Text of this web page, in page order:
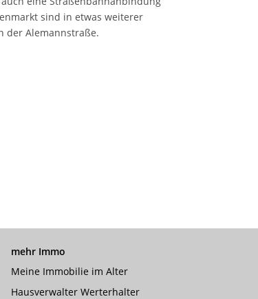
sind in etwas weiterer
der Alemannstraße.
mehr Immo
Meine Immobilie im Alter
Hausverwalter Werterhalter